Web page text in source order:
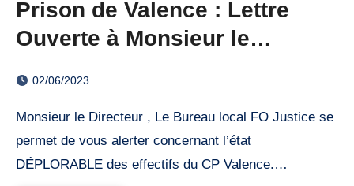
Prison de Valence : Lettre
Ouverte à Monsieur le
02/06/2023
Monsieur le Directeur , Le Bureau local FO Justice se
permet de vous alerter concernant l’état
DÉPLORABLE des effectifs du CP Valence.…